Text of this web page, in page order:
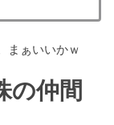
まぁいいかｗ
の仲間